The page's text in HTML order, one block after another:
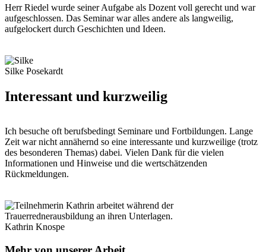
Herr Riedel wurde seiner Aufgabe als Dozent voll gerecht und war
aufgeschlossen. Das Seminar war alles andere als langweilig,
aufgelockert durch Geschichten und Ideen.
Silke Posekardt
Interessant und kurzweilig
Ich besuche oft berufsbedingt Seminare und Fortbildungen. Lange
Zeit war nicht annähernd so eine interessante und kurzweilige (trotz
des besonderen Themas) dabei. Vielen Dank für die vielen
Informationen und Hinweise und die wertschätzenden
Rückmeldungen.
Kathrin Knospe